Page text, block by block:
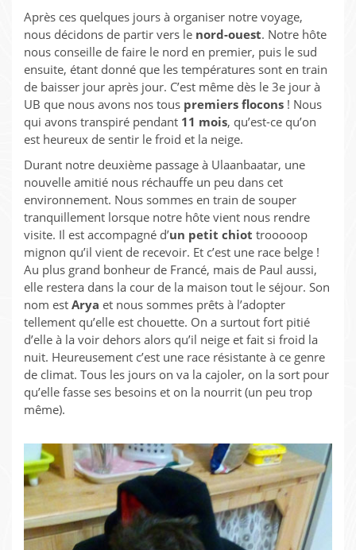
Après ces quelques jours à organiser notre voyage,
nous décidons de partir vers le nord-ouest. Notre hôte
nous conseille de faire le nord en premier, puis le sud
ensuite, étant donné que les températures sont en train
de baisser jour après jour. C’est même dès le 3e jour à
UB que nous avons nos tous premiers flocons ! Nous
qui avons transpiré pendant 11 mois, qu’est-ce qu’on
est heureux de sentir le froid et la neige.
Durant notre deuxième passage à Ulaanbaatar, une
nouvelle amitié nous réchauffe un peu dans cet
environnement. Nous sommes en train de souper
tranquillement lorsque notre hôte vient nous rendre
visite. Il est accompagné d’un petit chiot trooooop
mignon qu’il vient de recevoir. Et c’est une race belge !
Au plus grand bonheur de Francé, mais de Paul aussi,
elle restera dans la cour de la maison tout le séjour. Son
nom est Arya et nous sommes prêts à l’adopter
tellement qu’elle est chouette. On a surtout fort pitié
d’elle à la voir dehors alors qu’il neige et fait si froid la
nuit. Heureusement c’est une race résistante à ce genre
de climat. Tous les jours on va la cajoler, on la sort pour
qu’elle fasse ses besoins et on la nourrit (un peu trop
même).